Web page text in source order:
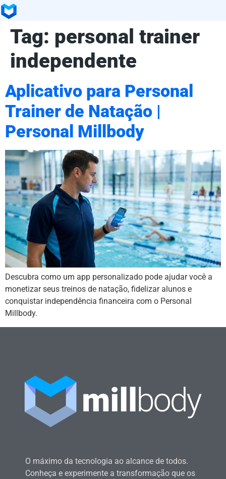
Tag: personal trainer
independente
Aplicativo para Personal
Trainer de Natação |
Personal Millbody
Descubra como um app personalizado pode ajudar você a
monetizar seus treinos de natação, fidelizar alunos e
conquistar independência financeira com o Personal
Millbody.
O máximo da tecnologia ao alcance de todos.
Conheça e experimente a transformação que os